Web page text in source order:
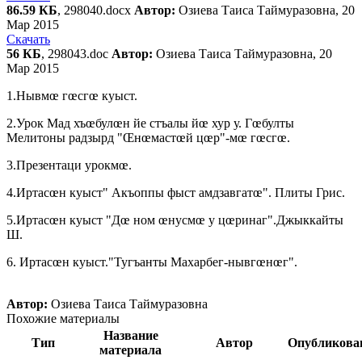
86.59 КБ, 298040.docx Автор: Озиева Таиса Таймуразовна, 20
Мар 2015
Скачать
56 КБ, 298043.doc Автор: Озиева Таиса Таймуразовна, 20
Мар 2015
1.Нывмœ гœсгœ куыст.
2.Урок Мад хъœбулœн йе стъалы йœ хур у. Гœбулты
Мелитоны радзырд "Œнœмастœй цœр"-мœ гœсгœ.
3.Презентаци урокмœ.
4.Иртасœн куыст" Акъоппы фыст амдзавгатœ". Плиты Грис.
5.Иртасœн куыст "Дœ ном œнусмœ у цœринаг".Джыккайты
Ш.
6. Иртасœн куыст."Тугъанты Махарбег-нывгœнœг".
Автор: Озиева Таиса Таймуразовна
Похожие материалы
Тип
Название
материала
Автор